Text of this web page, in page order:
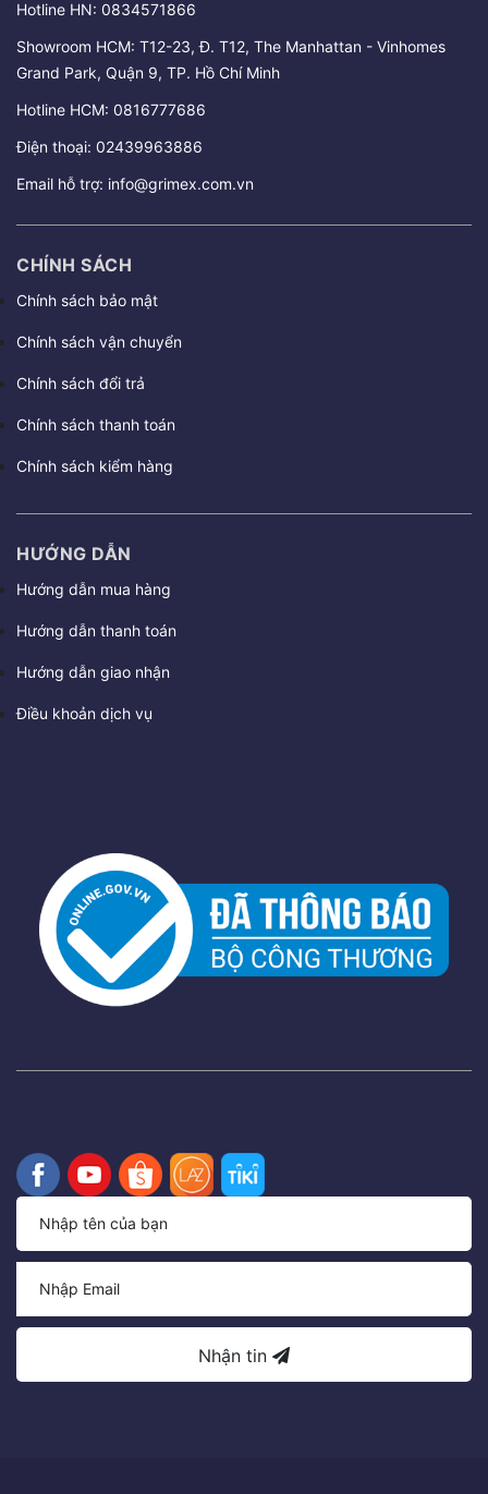
Hotline HN: 0834571866
Showroom HCM: T12-23, Đ. T12, The Manhattan - Vinhomes
Grand Park, Quận 9, TP. Hồ Chí Minh
Hotline HCM: 0816777686
Điện thoại: 02439963886
Email hỗ trợ: info@grimex.com.vn
CHÍNH SÁCH
Chính sách bảo mật
Chính sách vận chuyển
Chính sách đổi trả
Chính sách thanh toán
Chính sách kiểm hàng
HƯỚNG DẪN
Hướng dẫn mua hàng
Hướng dẫn thanh toán
Hướng dẫn giao nhận
Điều khoản dịch vụ
Nhận tin